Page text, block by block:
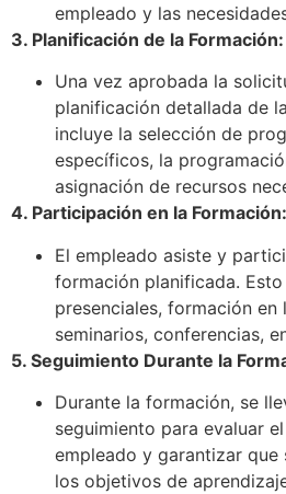
empleado y las
3. Planificación de la Formación:
Una vez aprobada la
planificación detallada de
incluye la selección de
específicos, la
asignación de recursos
4. Participación en la Formación:
El empleado asiste y
formación planificada.
presenciales, formación en
seminarios, conferencias,
5. Seguimiento Durante la
Durante la formación, se
seguimiento para evaluar
empleado y garantizar que
los objetivos de